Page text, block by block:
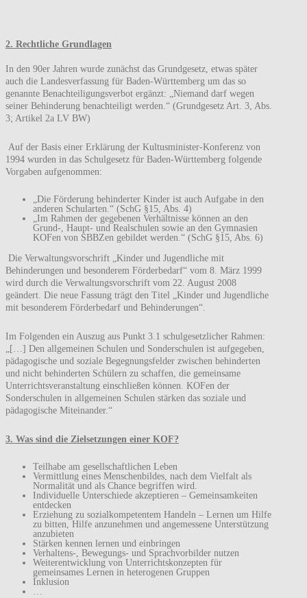
2. Rechtliche Grundlagen
In den 90er Jahren wurde zunächst das Grundgesetz, etwas später
auch die Landesverfassung für Baden-Württemberg um das so
genannte Benachteiligungsverbot ergänzt: „Niemand darf wegen
seiner Behinderung benachteiligt werden.“ (Grundgesetz Art. 3, Abs.
3; Artikel 2a LV BW)
Auf der Basis einer Erklärung der Kultusminister-Konferenz von
1994 wurden in das Schulgesetz für Baden-Württemberg folgende
Vorgaben aufgenommen:
„Die Förderung behinderter Kinder ist auch Aufgabe in den
anderen Schularten.“ (SchG §15, Abs. 4)
„Im Rahmen der gegebenen Verhältnisse können an den
Grund-, Haupt- und Realschulen sowie an den Gymnasien
KOFen von SBBZen gebildet werden.“ (SchG §15, Abs. 6)
Die Verwaltungsvorschrift „Kinder und Jugendliche mit
Behinderungen und besonderem Förderbedarf“ vom 8. März 1999
wird durch die Verwaltungsvorschrift vom 22. August 2008
geändert. Die neue Fassung trägt den Titel „Kinder und Jugendliche
mit besonderem Förderbedarf und Behinderungen“.
Im Folgenden ein Auszug aus Punkt 3.1 schulgesetzlicher Rahmen:
„[…] Den allgemeinen Schulen und Sonderschulen ist aufgegeben,
pädagogische und soziale Begegnungsfelder zwischen behinderten
und nicht behinderten Schülern zu schaffen, die gemeinsame
Unterrichtsveranstaltung einschließen können. KOFen der
Sonderschulen in allgemeinen Schulen stärken das soziale und
pädagogische Miteinander.“
3. Was sind die Zielsetzungen einer KOF?
Teilhabe am gesellschaftlichen Leben
Vermittlung eines Menschenbildes, nach dem Vielfalt als
Normalität und als Chance begriffen wird.
Individuelle Unterschiede akzeptieren – Gemeinsamkeiten
entdecken
Erziehung zu sozialkompetentem Handeln – Lernen um Hilfe
zu bitten, Hilfe anzunehmen und angemessene Unterstützung
anzubieten
Stärken kennen lernen und einbringen
Verhaltens-, Bewegungs- und Sprachvorbilder nutzen
Weiterentwicklung von Unterrichtskonzepten für
gemeinsames Lernen in heterogenen Gruppen
Inklusion
…